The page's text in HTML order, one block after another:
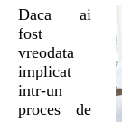
Daca ai
fost
vreodata
implicat
intr-un
proces de